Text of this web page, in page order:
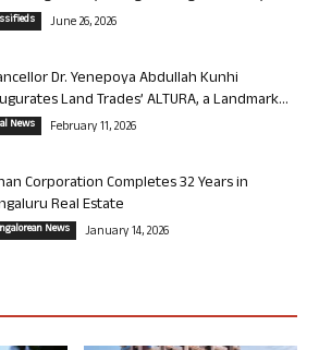
June 26, 2026
Dr. Yenepoya Abdullah Kunhi
Land Trades’ ALTURA, a Landmark...
News February 11, 2026
Corporation Completes 32 Years in
Real Estate
News January 14, 2026